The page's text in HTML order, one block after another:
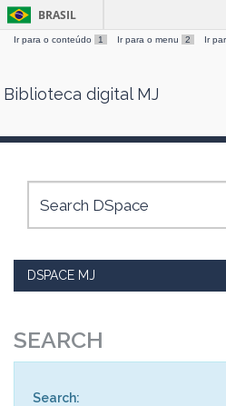
Skip
BRASIL
Ir para o conteúdo 1 Ir para o menu 2 Ir
Biblioteca digital MJ
DSPACE MJ
SEARCH
Search: